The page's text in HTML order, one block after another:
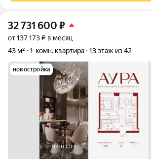
32 731 600 ₽
от 137 173 ₽ в месяц
43 м²
1-комн. квартира 13 этаж из 42
новостройка